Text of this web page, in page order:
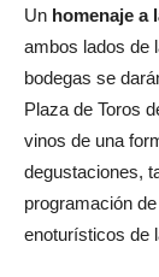
Un homenaje a
ambos lados de
bodegas se
Plaza de Toros
vinos de una
degustaciones,
programación
enoturísticos de